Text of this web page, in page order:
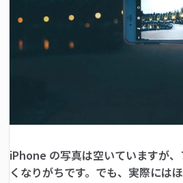
iPhone の写真は空いていますが
くなりがちです。でも、実際には